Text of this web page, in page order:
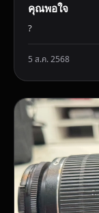
คุณพอใจ
?
5 ส.ค. 2568